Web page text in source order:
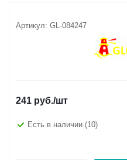
Артикул: GL-084247
241 руб./шт
Есть в наличии (10)